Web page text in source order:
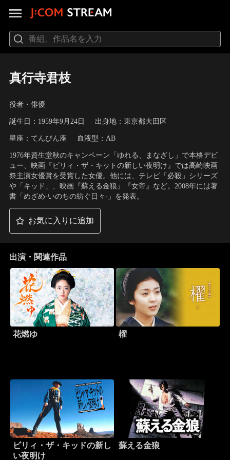
真行寺君枝
役者・俳優
誕生日：1959年9月24日 出身地：東京都大田区
星座：てんびん座 血液型：AB
1976年資生堂秋のキャンペーン「ゆれる、まなざし」で本格デビ
ュー、映画『ビリィ・ザ・キットの新しい夜明け』では高崎映画
祭主演女優賞を受賞した女優。他には、テレビ「必殺」シリーズ
や「キッド」、映画『蘇える金狼』『女帝』など。2008年には著
書「めざめ-いのちの紡ぐ日々-」を発表。
お気に入りに追加
出演・関連作品
花燃ゆ 櫂
ビリィ・ザ・キッドの新し
い夜明け
蘇える金狼